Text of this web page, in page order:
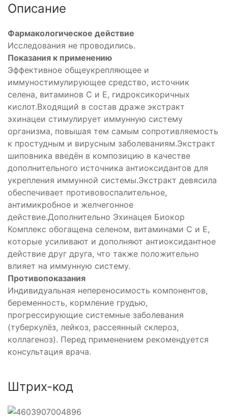
Описание
Фармакологическое действие
Исследования не проводились.
Показания к применению
Эффективное общеукрепляющее и
иммуностимулирующее средство, источник
селена, витаминов С и Е, гидроксикоричных
кислот.Входящий в состав драже экстракт
эхинацеи стимулирует иммунную систему
организма, повышая тем самым сопротивляемость
к простудным и вирусным заболеваниям.Экстракт
шиповника введён в композицию в качестве
дополнительного источника антиоксидантов для
укрепления иммунной системы.Экстракт девясила
обеспечивает противовоспалительное,
антимикробное и желчегонное
действие.Дополнительно Эхинацея Биокор
Комплекс обогащена селеном, витаминами С и Е,
которые усиливают и дополняют антиоксидантное
действие друг друга, что также положительно
влияет на иммунную систему.
Противопоказания
Индивидуальная непереносимость компонентов,
беременность, кормление грудью,
прогрессирующие системные заболевания
(туберкулёз, лейкоз, рассеянный склероз,
коллагеноз). Перед применением рекомендуется
консультация врача.
Штрих-код